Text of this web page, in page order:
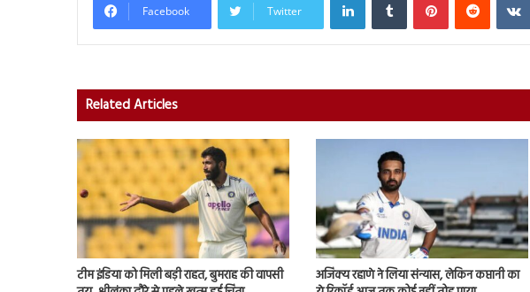
Facebook Twitter
Related Articles
टीम इंडिया को मिली बड़ी राहत, बुमराह की वापसी
अजिंक्य रहाणे ने लिया संन्यास, लेकिन कप्तानी का